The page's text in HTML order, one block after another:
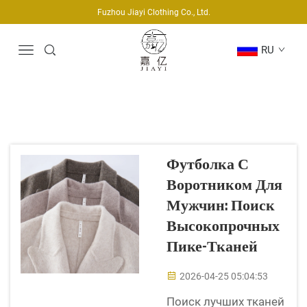
Fuzhou Jiayi Clothing Co., Ltd.
RU
Футболка С
Воротником Для
Мужчин: Поиск
Высокопрочных
Пике-Тканей
2026-04-25 05:04:53
Поиск лучших тканей